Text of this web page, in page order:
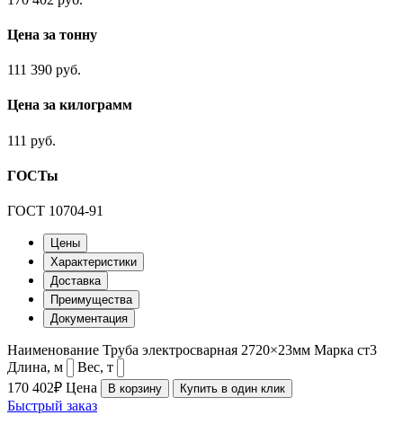
Цена за тонну
111 390 руб.
Цена за килограмм
111 руб.
ГОСТы
ГОСТ 10704-91
Цены
Характеристики
Доставка
Преимущества
Документация
Наименование Труба электросварная 2720×23мм Марка ст3
Длина, м
Вес, т
170 402₽ Цена В корзину Купить в один клик
Быстрый заказ